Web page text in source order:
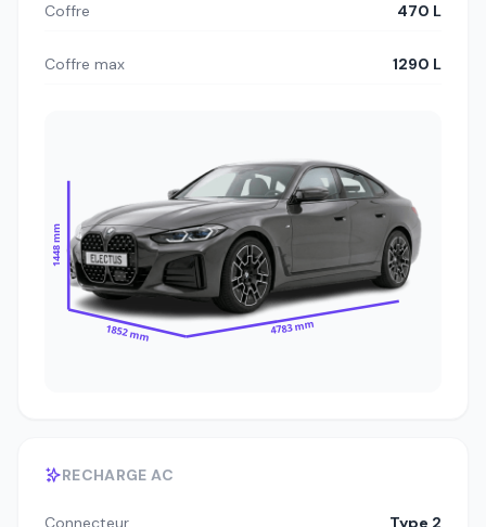
Coffre 470 L
Coffre max 1290 L
1448 mm
1852 mm 4783 mm
RECHARGE AC